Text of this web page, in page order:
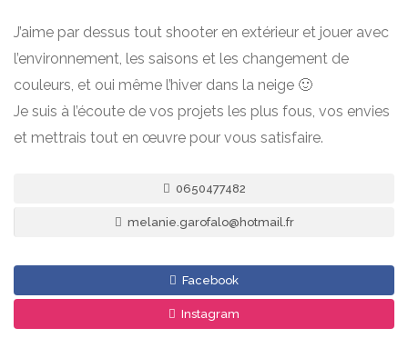
J’aime par dessus tout shooter en extérieur et jouer avec
l’environnement, les saisons et les changement de
couleurs, et oui même l’hiver dans la neige 🙂
Je suis à l’écoute de vos projets les plus fous, vos envies
et mettrais tout en œuvre pour vous satisfaire.
0650477482
melanie.garofalo@hotmail.fr
Facebook
Instagram